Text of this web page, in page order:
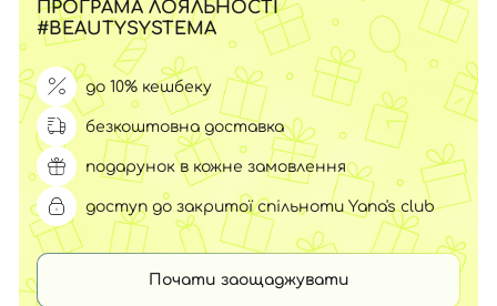
ПРОГРАМА ЛОЯЛЬНОСТІ
#BEAUTYSYSTEMA
до 10% кешбеку
безкоштовна доставка
подарунок в кожне замовлення
доступ до закритої спільноти Yana's club
Почати заощаджувати